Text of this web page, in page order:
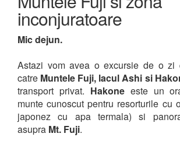
inconjuratoare
Mic dejun.
Astazi vom avea o excursie de o zi
catre Muntele Fuji, lacul Ashi si
transport privat. Hakoneeste un
munte cunoscut pentru resorturile cu
japonez cu apa termala) si
asupra Mt. Fuji.